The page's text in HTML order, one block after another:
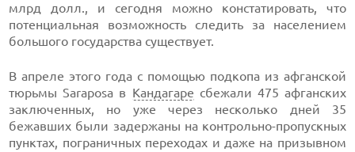
млрд долл., и сегодня можно констатировать, что
потенциальная возможность следить за населением
большого государства существует.
В апреле этого года с помощью подкопа из афганской
тюрьмы Saraposa в Кандагаре сбежали 475 афганских
заключенных, но уже через несколько дней 35
бежавших были задержаны на контрольно-пропускных
пунктах, пограничных переходах и даже на призывном